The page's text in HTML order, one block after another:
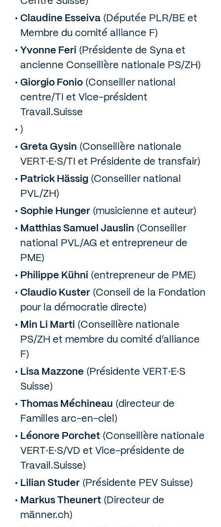
Claudine Esseiva (Députée PLR/BE et
Membre du comité alliance F)
Yvonne Feri (Présidente de Syna et
ancienne Conseillère nationale PS/ZH)
Giorgio Fonio (Conseiller national
centre/TI et Vice-président
Travail.Suisse
)
Greta Gysin (Conseillère nationale
VERT·E·S/TI et Présidente de transfair)
Patrick Hässig (Conseiller national
PVL/ZH)
Sophie Hunger (musicienne et auteur)
Matthias Samuel Jauslin (Conseiller
national PVL/AG et entrepreneur de
PME)
Philippe Kühni (entrepreneur de PME)
Claudio Kuster (Conseil de la Fondation
pour la démocratie directe)
Min Li Marti (Conseillère nationale
PS/ZH et membre du comité d’alliance
F)
Lisa Mazzone (Présidente VERT·E·S
Suisse)
Thomas Méchineau (directeur de
Familles arc-en-ciel)
Léonore Porchet (Conseillère nationale
VERT·E·S/VD et Vice-présidente de
Travail.Suisse)
Lilian Studer (Présidente PEV Suisse)
Markus Theunert (Directeur de
männer.ch)